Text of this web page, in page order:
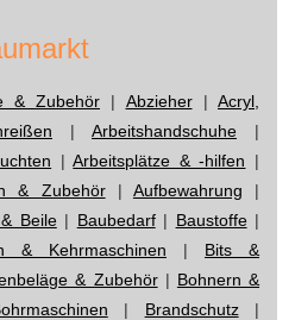
& Zubehör | Abzieher| Acryl,
| Arbeitshandschuhe |
|Arbeitsplätze & -hilfen |
& Zubehör| Aufbewahrung |
Beile| Baubedarf| Baustoffe|
& Kehrmaschinen | Bits &
& Zubehör| Bohnern &
| Brandschutz|